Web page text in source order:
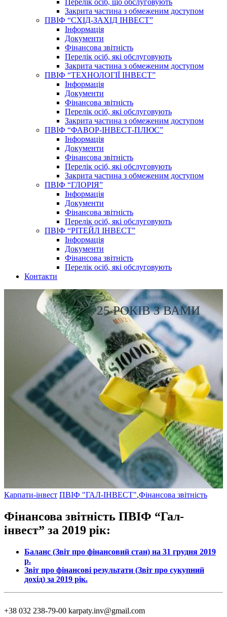
Перелік осіб, що обслуговують
Закрита частина з обмеженим доступом
ПВІФ “СХІД-ЗАХІД ІНВЕСТ”
Інформація
Документи
Фінансова звітність
Перелік осіб, які обслуговують
Закрита частина з обмеженим доступом
ПВІФ “ТЕХНОЛОГІЇ ІНВЕСТ”
Інформація
Документи
Фінансова звітність
Перелік осіб, які обслуговують
Закрита частина з обмеженим доступом
ПВІФ “ФАВОР-ІНВЕСТ-ПЛЮС”
Інформація
Документи
Фінансова звітність
Перелік осіб, які обслуговують
Закрита частина з обмеженим доступом
ПВІФ “ГЛОРІЯ”
Інформація
Документи
Фінансова звітність
Перелік осіб, які обслуговують
ПВІФ “РІТЕЙЛ ІНВЕСТ”
Інформація
Документи
Фінансова звітність
Перелік осіб, які обслуговують
Контакти
25 РОКІВ З ВАМИ
Карпати-інвест ПВІФ "ГАЛ-ІНВЕСТ",Фінансова звітність
Фінансова звітність ПВІФ “Гал-
інвест” за 2019 рік:
Баланс (Звіт про фінансовий стан) на 31 грудня 2019
р.
Звіт про фінансові результати (Звіт про сукупний
дохід) за 2019 рік.
+38 032 238-79-00 karpaty.inv@gmail.com